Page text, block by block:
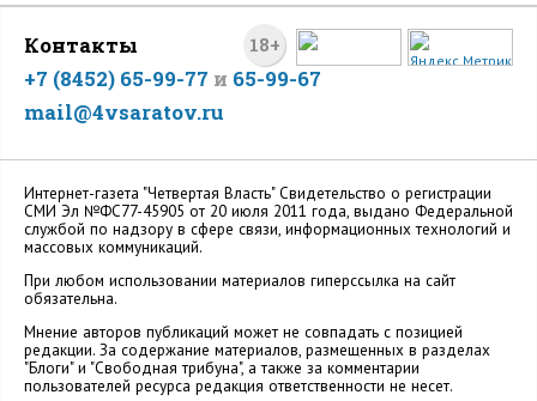
18+
Контакты
+7 (8452) 65-99-77 и 65-99-67
mail@4vsaratov.ru
Интернет-газета "Четвертая Власть" Cвидетельство о регистрации
СМИ Эл №ФС77-45905 от 20 июля 2011 года, выдано Федеральной
службой по надзору в сфере связи, информационных технологий и
массовых коммуникаций.
При любом использовании материалов гиперссылка на сайт
обязательна.
Мнение авторов публикаций может не совпадать с позицией
редакции. За содержание материалов, размещенных в разделах
"Блоги" и "Свободная трибуна", а также за комментарии
пользователей ресурса редакция ответственности не несет.